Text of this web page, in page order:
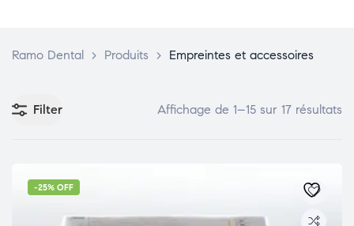
Ramo Dental > Produits > Empreintes et accessoires
Filter Affichage de 1–15 sur 17 résultats
-25% OFF